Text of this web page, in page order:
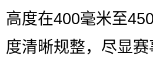
高度在400毫米至
度清晰规整，尽显赛